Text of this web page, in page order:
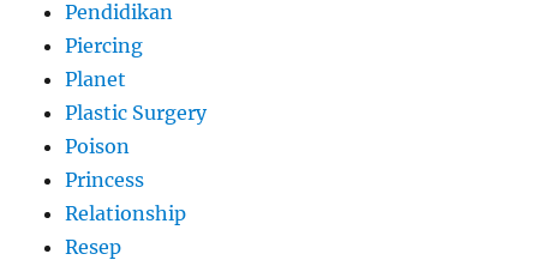
Pendidikan
Piercing
Planet
Plastic Surgery
Poison
Princess
Relationship
Resep